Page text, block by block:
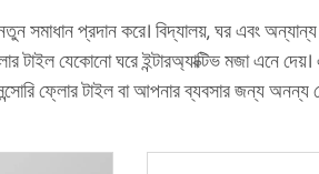
প্রদান করে। বিদ্যালয়, ঘর এবং
যেকোনো ঘরে ইন্টারঅ্যাক্টিভ মজা এনে
ফ্লোর টাইল বা আপনার ব্যবসার জন্য